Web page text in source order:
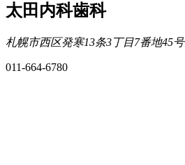
太田内科歯科
札幌市西区発寒13条3丁目7番地45号
011-664-6780